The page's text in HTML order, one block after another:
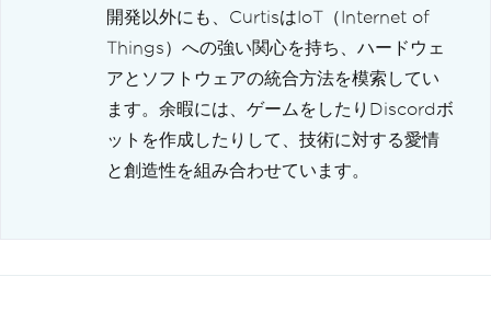
開発以外にも、CurtisはIoT（Internet of
Things）への強い関心を持ち、ハードウェ
アとソフトウェアの統合方法を模索してい
ます。余暇には、ゲームをしたりDiscordボ
ットを作成したりして、技術に対する愛情
と創造性を組み合わせています。